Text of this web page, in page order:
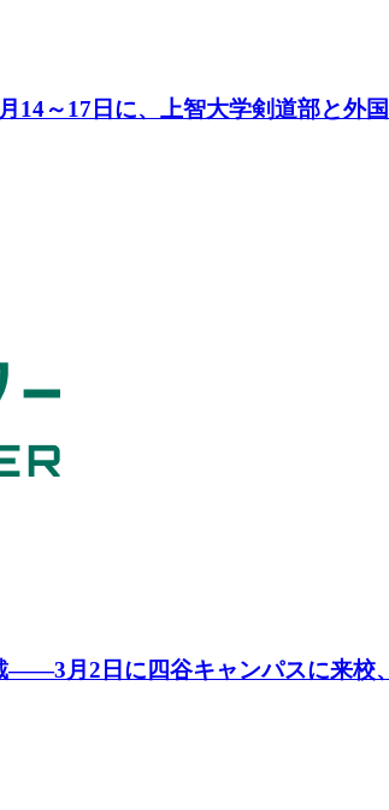
～17日に、上智大学剣道部と外
――3月2日に四谷キャンパスに来校